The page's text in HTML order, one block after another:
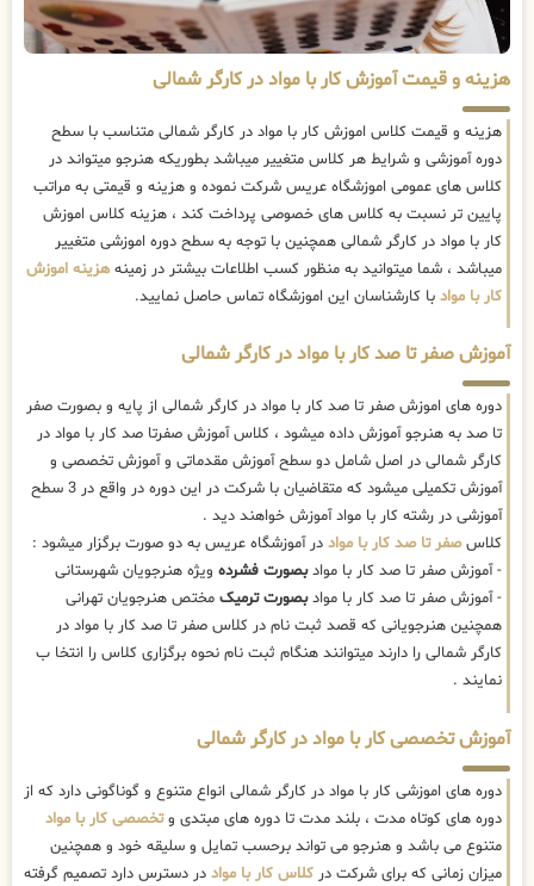
هزینه و قیمت آموزش کار با مواد در کارگر شمالی
هزینه و قیمت کلاس اموزش کار با مواد در کارگر شمالی متناسب با سطح
دوره آموزشی و شرایط هر کلاس متغییر میباشد بطوریکه هنرجو میتواند در
کلاس های عمومی اموزشگاه عریس شرکت نموده و هزینه و قیمتی به مراتب
پایین تر نسبت به کلاس های خصوصی پرداخت کند ، هزینه کلاس اموزش
کار با مواد در کارگر شمالی همچنین با توجه به سطح دوره اموزشی متغییر
میباشد ، شما میتوانید به منظور کسب اطلاعات بیشتر در زمینه هزینه اموزش
کار با مواد با کارشناسان این اموزشگاه تماس حاصل نمایید.
آموزش صفر تا صد کار با مواد در کارگر شمالی
دوره های اموزش صفر تا صد کار با مواد در کارگر شمالی از پایه و بصورت صفر
تا صد به هنرجو آموزش داده میشود ، کلاس آموزش صفرتا صد کار با مواد در
کارگر شمالی در اصل شامل دو سطح آموزش مقدماتی و آموزش تخصصی و
آموزش تکمیلی میشود که متقاضیان با شرکت در این دوره در واقع در 3 سطح
آموزشی در رشته کار با مواد آموزش خواهند دید .
کلاسصفر تا صد کار با مواد در آموزشگاه عریس به دو صورت برگزار میشود :
- آموزش صفر تا صد کار با موادبصورت فشرده ویژه هنرجویان شهرستانی
- آموزش صفر تا صد کار با موادبصورت ترمیک مختص هنرجویان تهرانی
همچنین هنرجویانی که قصد ثبت نام در کلاس صفر تا صد کار با مواد در
کارگر شمالی را دارند میتوانند هنگام ثبت نام نحوه برگزاری کلاس را انتخا ب
نمایند .
آموزش تخصصی کار با مواد در کارگر شمالی
دوره های اموزشی کار با مواد در کارگر شمالی انواع متنوع و گوناگونی دارد که از
دوره های کوتاه مدت ، بلند مدت تا دوره های مبتدی وتخصصی کار با مواد
متنوع می باشد و هنرجو می تواند برحسب تمایل و سلیقه خود و همچنین
میزان زمانی که برای شرکت در کلاس کار با مواد در دسترس دارد تصمیم گرفته